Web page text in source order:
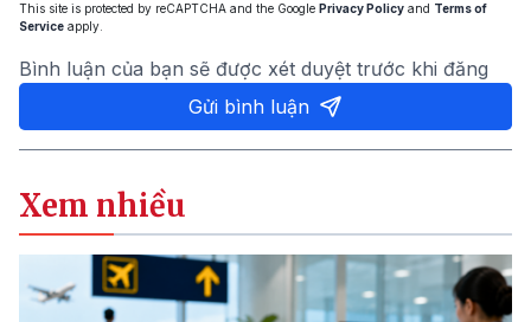
This site is protected by reCAPTCHA and the Google Privacy Policy and Terms of
Service apply.
Bình luận của bạn sẽ được xét duyệt trước khi đăng
Gửi bình luận
Xem nhiều